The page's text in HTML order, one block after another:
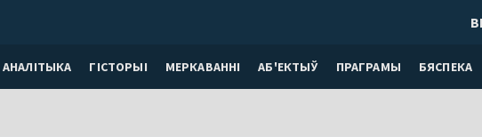
АНАЛІТЫКА ГІСТОРЫІ МЕРКАВАННI АБ'ЕКТЫЎ ПРАГРАМЫ БЯСПЕКА